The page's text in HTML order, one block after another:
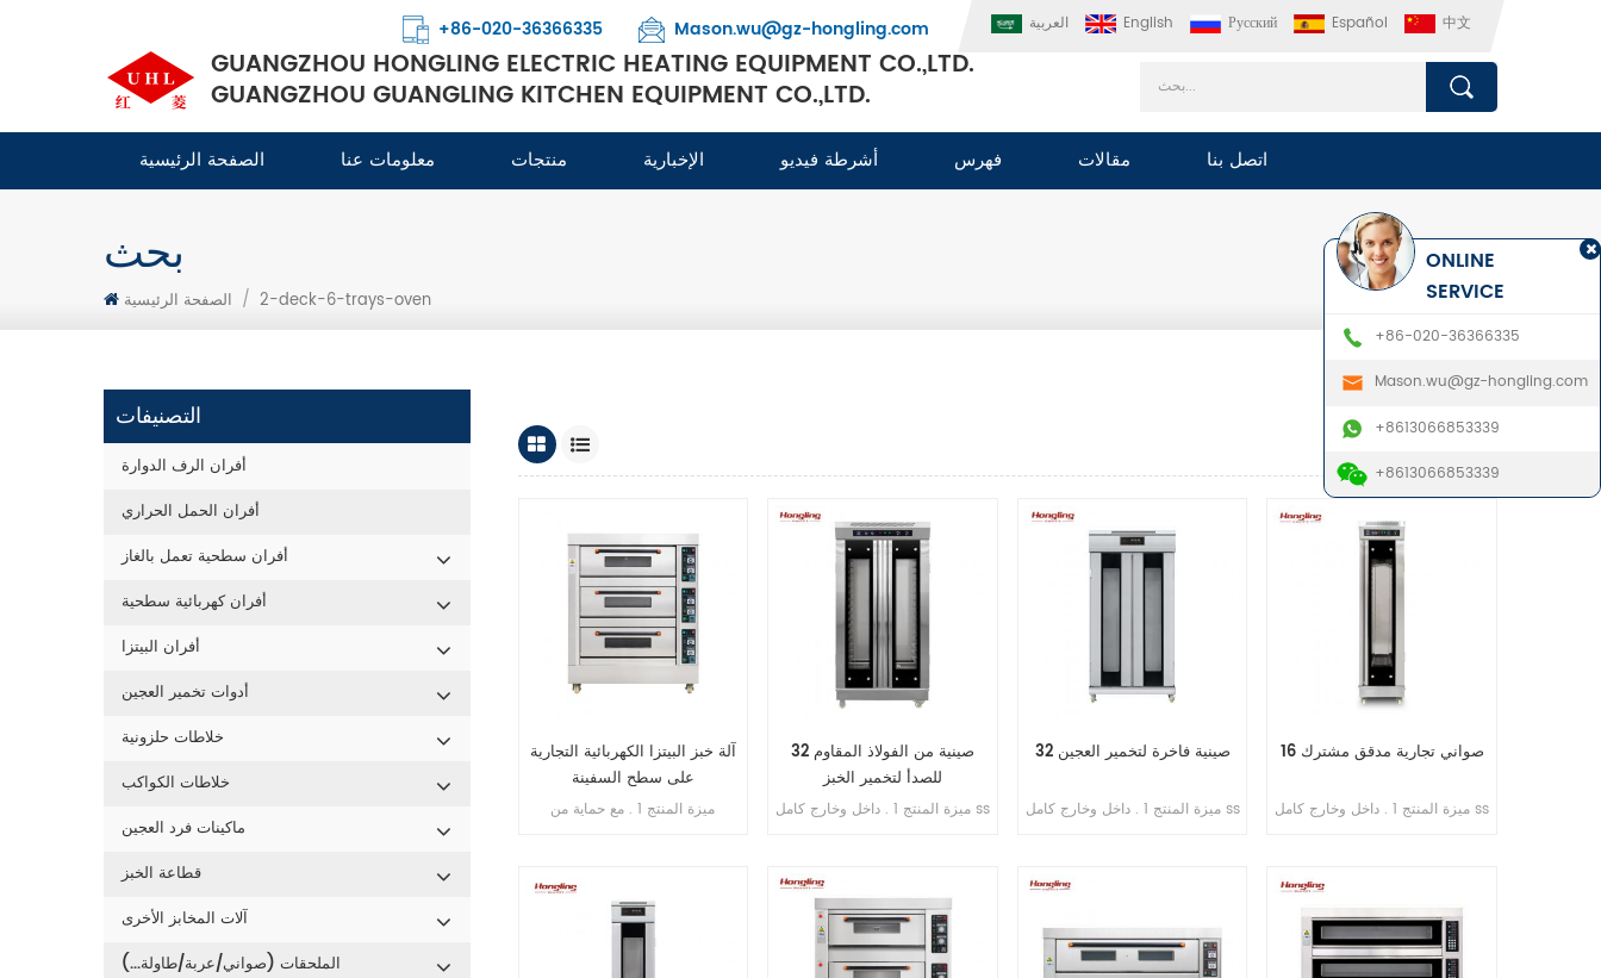
العربية English Русский Español 中文
+86-020-36366335 Mason.wu@gz-hongling.com
GUANGZHOU HONGLING ELECTRIC HEATING EQUIPMENT CO.,LTD.
GUANGZHOU GUANGLING KITCHEN EQUIPMENT CO.,LTD.
الصفحة الرئيسية معلومات عنا منتجات الإخبارية أشرطة فيديو فهرس مقالات اتصل بنا
بحث
الصفحة الرئيسية / 2-deck-6-trays-oven
التصنيفات
أفران الرف الدوارة
أفران الحمل الحراري
أفران سطحية تعمل بالغاز
أفران كهربائية سطحية
أفران البيتزا
أدوات تخمير العجين
خلاطات حلزونية
خلاطات الكواكب
ماكينات فرد العجين
قطاعة الخبز
آلات المخابز الأخرى
الملحقات (صواني/عربة/طاولة...)
آلة خبز البيتزا الكهربائية التجارية
على سطح السفينة
ميزة المنتج 1 . مع حماية من
الزائدة / الحمل الزائد . 4 . مع
32 صينية من الفولاذ المقاوم
للصدأ لتخمير الخبز
ميزة المنتج 1 . داخل وخارج كامل ss
للتحكم 4 . حقن الماء الأوتوماتيكي
5 . مروحة دائرية مدمجة 6 . مسافة
قابلة للتعديل من الدرج إلى الدرج
32 صينية فاخرة لتخمير العجين
ميزة المنتج 1 . داخل وخارج كامل ss
شاشة رقمية للتحكم بالحاسوب
6 . مروحة دائرية مدمجة 7 . مسافة
قابلة للتعديل من الدرج إلى الدرج
16 صواني تجارية مدقق مشترك
ميزة المنتج 1 . داخل وخارج كامل ss
للتحكم 4 . حقن الماء الأوتوماتيكي
قابلة للتعديل من الدرج إلى الدرج
ONLINE
SERVICE
+86-020-36366335
Mason.wu@gz-hongling.com
+8613066853339
+8613066853339